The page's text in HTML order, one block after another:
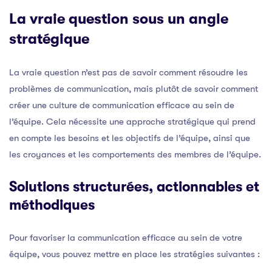
La vraie question sous un angle
stratégique
La vraie question n’est pas de savoir comment résoudre les
problèmes de communication, mais plutôt de savoir comment
créer une culture de communication efficace au sein de
l’équipe. Cela nécessite une approche stratégique qui prend
en compte les besoins et les objectifs de l’équipe, ainsi que
les croyances et les comportements des membres de l’équipe.
Solutions structurées, actionnables et
méthodiques
Pour favoriser la communication efficace au sein de votre
équipe, vous pouvez mettre en place les stratégies suivantes :